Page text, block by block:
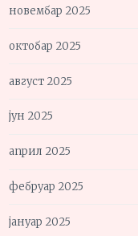
новембар 2025
октобар 2025
август 2025
јун 2025
април 2025
фебруар 2025
јануар 2025